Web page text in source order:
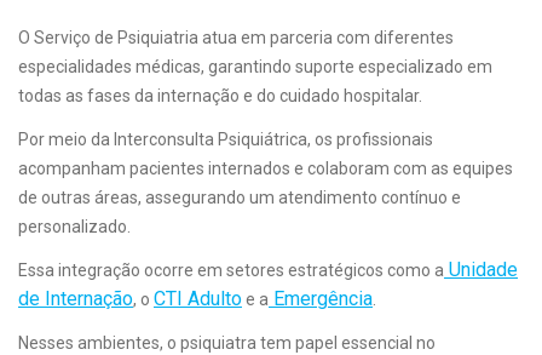
O Serviço de Psiquiatria atua em parceria com diferentes
especialidades médicas, garantindo suporte especializado em
todas as fases da internação e do cuidado hospitalar.
Por meio da Interconsulta Psiquiátrica, os profissionais
acompanham pacientes internados e colaboram com as equipes
de outras áreas, assegurando um atendimento contínuo e
personalizado.
Essa integração ocorre em setores estratégicos como a Unidade
de Internação, o CTI Adultoe a Emergência
Nesses ambientes, o psiquiatra tem papel essencial no